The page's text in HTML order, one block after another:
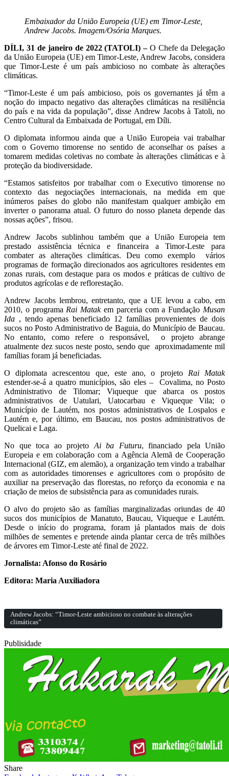
Embaixador da União Europeia (UE) em Timor-Leste,
Andrew Jacobs. Imagem/Osória Marques.
DÍLI, 31 de janeiro de 2022 (TATOLI) –O Chefe da Delegação
da União Europeia (UE) em Timor-Leste, Andrew Jacobs, considera
que Timor-Leste é um país ambicioso no combate às alterações
climáticas.
“Timor-Leste é um país ambicioso, pois os governantes já têm a
noção do impacto negativo das alterações climáticas na resiliência
do país e na vida da população”, disse Andrew Jacobs à Tatoli, no
Centro Cultural da Embaixada de Portugal, em Díli.
O diplomata informou ainda que a União Europeia vai trabalhar
com o Governo timorense no sentido de aconselhar os países a
tomarem medidas coletivas no combate às alterações climáticas e à
proteção da biodiversidade.
“Estamos satisfeitos por trabalhar com o Executivo timorense no
contexto das negociações internacionais, na medida em que
inúmeros países do globo não manifestam qualquer ambição em
inverter o panorama atual. O futuro do nosso planeta depende das
nossas ações”, frisou.
Andrew Jacobs sublinhou também que a União Europeia tem
prestado assistência técnica e financeira a Timor-Leste para
combater as alterações climáticas. Deu como exemplo vários
programas de formação direcionados aos agricultores residentes em
zonas rurais, com destaque para os modos e práticas de cultivo de
produtos agrícolas e de reflorestação.
Andrew Jacobs lembrou, entretanto, que a UE levou a cabo, em
2010, o programa Rai Matakem parceria com a Fundação Musan
Ida , tendo apenas beneficiado 12 famílias provenientes de dois
sucos no Posto Administrativo de Baguia, do Município de Baucau.
No entanto, como refere o responsável, o projeto abrange
atualmente dez sucos neste posto, sendo que aproximadamente mil
famílias foram já beneficiadas.
O diplomata acrescentou que, este ano, o projeto Rai Matak
estender-se-á a quatro municípios, são eles – Covalima, no Posto
Administrativo de Tilomar; Viqueque que abarca os postos
administrativos de Uatulari, Uatocarbau e Viqueque Vila; o
Município de Lautém, nos postos administrativos de Lospalos e
Lautém e, por último, em Baucau, nos postos administrativos de
Quelicai e Laga.
No que toca ao projeto Ai ba Futuru, financiado pela União
Europeia e em colaboração com a Agência Alemã de Cooperação
Internacional (GIZ, em alemão), a organização tem vindo a trabalhar
com as autoridades timorenses e agricultores com o propósito de
auxiliar na preservação das florestas, no reforço da economia e na
criação de meios de subsistência para as comunidades rurais.
O alvo do projeto são as famílias marginalizadas oriundas de 40
sucos dos municípios de Manatuto, Baucau, Viqueque e Lautém.
Desde o início do programa, foram já plantados mais de dois
milhões de sementes e pretende ainda plantar cerca de três milhões
de árvores em Timor-Leste até final de 2022.
Jornalista: Afonso do Rosário
Editora: Maria Auxiliadora
Andrew Jacobs: “Timor-Leste ambicioso no combate às alterações
climáticas”
Publisidade
Share